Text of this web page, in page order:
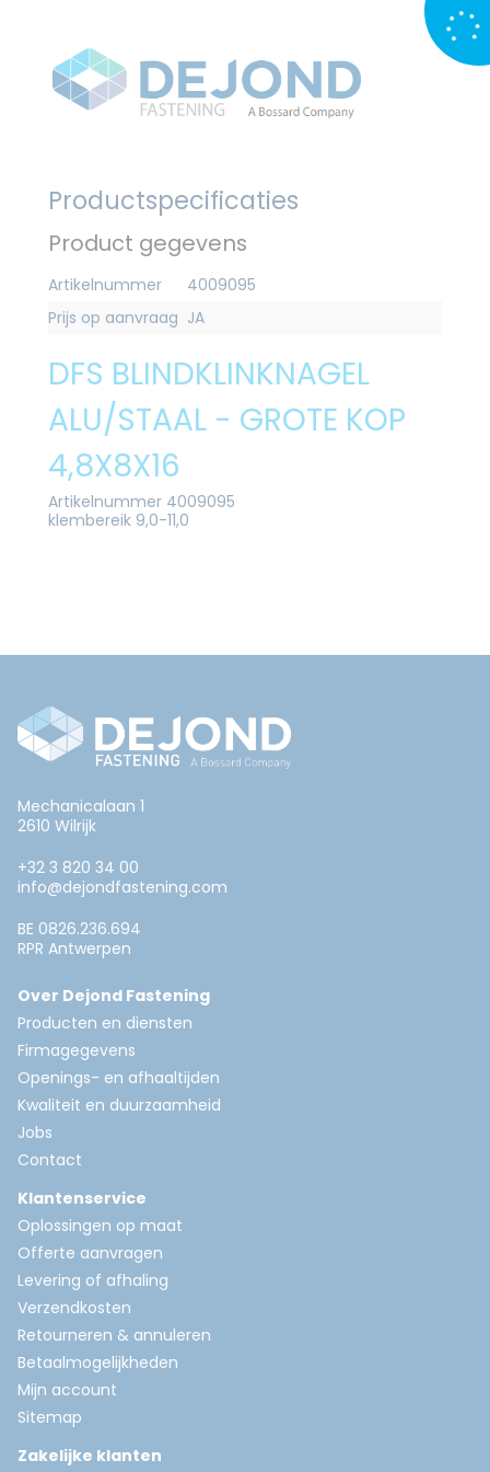
Productspecificaties
Product gegevens
Artikelnummer
4009095
Prijs op aanvraag JA
DFS BLINDKLINKNAGEL
ALU/STAAL - GROTE KOP
4,8X8X16
Artikelnummer 4009095
klembereik 9,0-11,0
Mechanicalaan 1
2610 Wilrijk
+32 3 820 34 00
info@dejondfastening.com
BE 0826.236.694
RPR Antwerpen
Over Dejond Fastening
Producten en diensten
Firmagegevens
Openings- en afhaaltijden
Kwaliteit en duurzaamheid
Jobs
Contact
Klantenservice
Oplossingen op maat
Offerte aanvragen
Levering of afhaling
Verzendkosten
Retourneren & annuleren
Betaalmogelijkheden
Mijn account
Sitemap
Zakelijke klanten